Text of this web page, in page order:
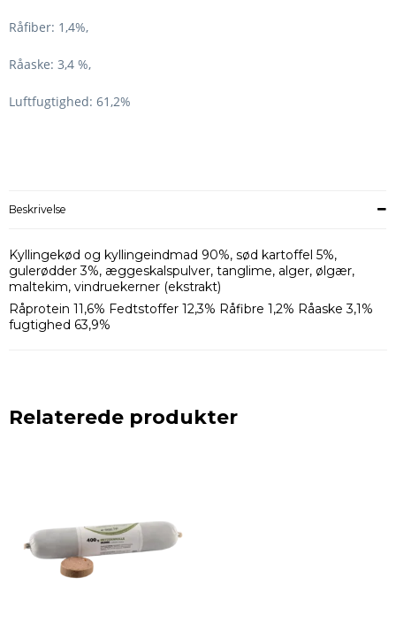
Råfiber: 1,4%,
Råaske: 3,4 %,
Luftfugtighed: 61,2%
Beskrivelse
Kyllingekød og kyllingeindmad 90%, sød kartoffel 5%,
gulerødder 3%, æggeskalspulver, tanglime, alger, ølgær,
maltekim, vindruekerner (ekstrakt)
Råprotein 11,6% Fedtstoffer 12,3% Råfibre 1,2% Råaske 3,1%
fugtighed 63,9%
Relaterede produkter